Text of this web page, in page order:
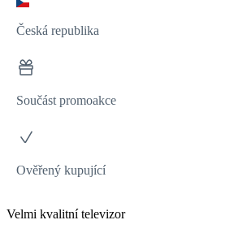
Česká republika
Součást promoakce
Ověřený kupující
Velmi kvalitní televizor